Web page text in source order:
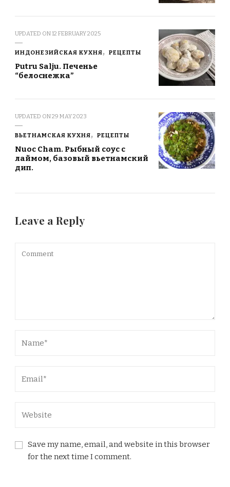
UPDATED ON12 FEBRUARY 2025
ИНДОНЕЗИЙСКАЯ КУХНЯ РЕЦЕПТЫ
Putru Salju. Печенье
“белоснежка”
UPDATED ON29 MAY 2023
ВЬЕТНАМСКАЯ КУХНЯ РЕЦЕПТЫ
Nuoc Cham. Рыбный соус с
лаймом, базовый вьетнамский
дип.
Leave a Reply
Save my name, email, and website in this browser
for the next time I comment.